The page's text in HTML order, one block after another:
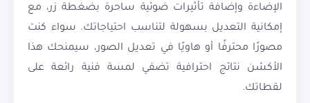
الإضاءة وإضافة تأثيرات ضوئية ساحرة بضغطة زر، مع
إمكانية التعديل بسهولة لتناسب احتياجاتك. سواء كنت
مصورًا محترفًا أو هاويًا في تعديل الصور، سيمنحك هذا
الأكشن نتائج احترافية تضفي لمسة فنية رائعة على
لقطاتك.